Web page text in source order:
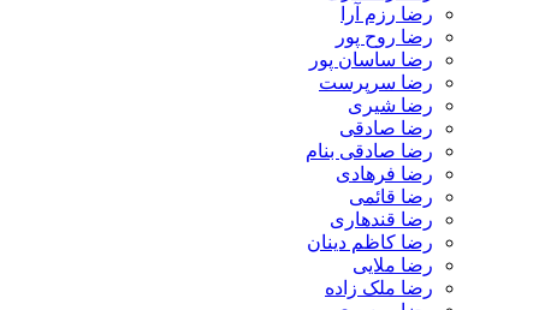
رضا رزم آرا
رضا روح پور
رضا ساسان پور
رضا سرپرست
رضا شیری
رضا صادقی
رضا صادقی بنام
رضا فرهادی
رضا قائمی
رضا قندهاری
رضا کاظم دینان
رضا ملایی
رضا ملک زاده